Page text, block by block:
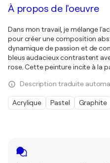
À propos de l'oeuvre
Dans mon travail, je mélange
pour créer une composition
dynamique de passion et de
bleus audacieux contrastent
rose. Cette peinture incite à la
Description traduite
Acrylique Pastel Graphite